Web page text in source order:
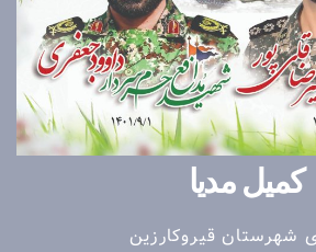
کمیل مدیا
شهرستان قیروکارزین